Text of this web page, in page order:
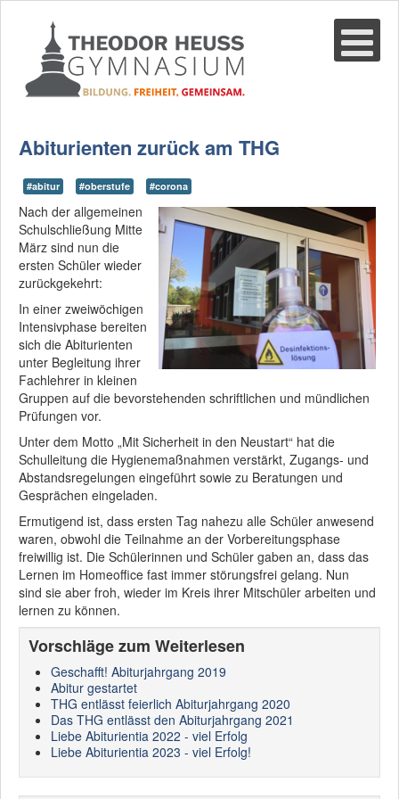
Abiturienten zurück am THG
#abitur #oberstufe #corona
Nach der allgemeinen
Schulschließung Mitte
März sind nun die
ersten Schüler wieder
zurückgekehrt:
In einer zweiwöchigen
Intensivphase bereiten
sich die Abiturienten
unter Begleitung ihrer
Fachlehrer in kleinen
Gruppen auf die bevorstehenden schriftlichen und mündlichen
Prüfungen vor.
Unter dem Motto „Mit Sicherheit in den Neustart“ hat die
Schulleitung die Hygienemaßnahmen verstärkt, Zugangs- und
Abstandsregelungen eingeführt sowie zu Beratungen und
Gesprächen eingeladen.
Ermutigend ist, dass ersten Tag nahezu alle Schüler anwesend
waren, obwohl die Teilnahme an der Vorbereitungsphase
freiwillig ist. Die Schülerinnen und Schüler gaben an, dass das
Lernen im Homeoffice fast immer störungsfrei gelang. Nun
sind sie aber froh, wieder im Kreis ihrer Mitschüler arbeiten und
lernen zu können.
Vorschläge zum Weiterlesen
Geschafft! Abiturjahrgang 2019
Abitur gestartet
THG entlässt feierlich Abiturjahrgang 2020
Das THG entlässt den Abiturjahrgang 2021
Liebe Abiturientia 2022 - viel Erfolg
Liebe Abiturientia 2023 - viel Erfolg!